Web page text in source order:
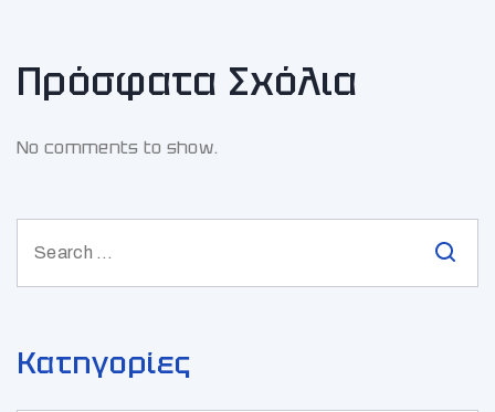
Πρόσφατα Σχόλια
No comments to show.
Κατηγορίες